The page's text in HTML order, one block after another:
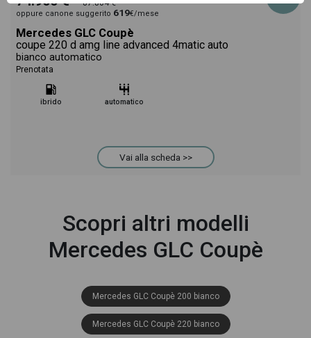
87.804 €
oppure canone suggerito 619€/mese
Mercedes GLC Coupè
coupe 220 d amg line advanced 4matic auto
bianco automatico
Prenotata
ibrido automatico
Vai alla scheda >>
Scopri altri modelli
Mercedes GLC Coupè
Mercedes GLC Coupè 200 bianco
Mercedes GLC Coupè 220 bianco